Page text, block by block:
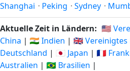
Shanghai · Peking · Sydney ·
Aktuelle Zeit in Ländern: 🇺🇸
China | 🇮🇳 Indien | 🇬🇧 Vereinigtes
Deutschland | 🇯🇵 Japan | 🇫🇷
Australien | 🇧🇷 Brasilien |